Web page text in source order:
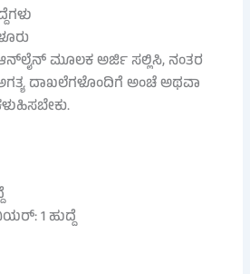
ಮೂಲಕ ಅರ್ಜಿ ಸಲ್ಲಿಸಿ, ನಂತರ
ದಾಖಲೆಗಳೊಂದಿಗೆ ಅಂಚೆ ಅಥವಾ
1 ಹುದ್ದೆ